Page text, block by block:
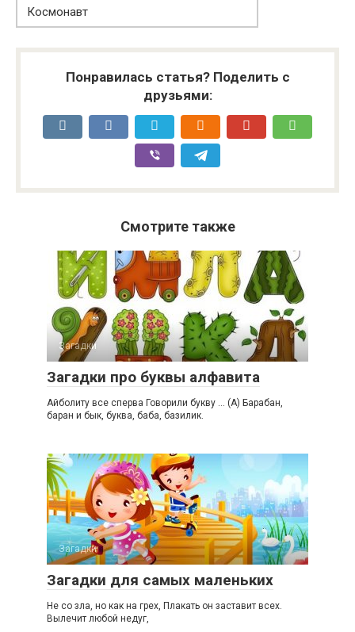
Космонавт
Понравилась статья? Поделить с
друзьями:
Смотрите также
Загадки
Загадки про буквы алфавита
Айболиту все сперва Говорили букву … (А) Барабан,
баран и бык, буква, баба, базилик.
Загадки
Загадки для самых маленьких
Не со зла, но как на грех, Плакать он заставит всех.
Вылечит любой недуг,